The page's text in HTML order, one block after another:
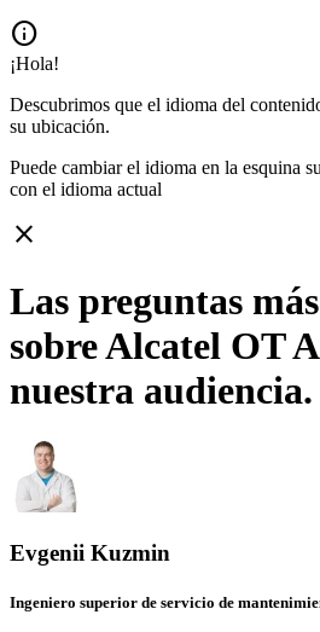
info
¡Hola!
Descubrimos que el idioma del
su ubicación.
Puede cambiar el idioma en la esquina
con el idioma actual
close
Las preguntas
sobre Alcatel OT
nuestra audiencia.
Evgenii Kuzmin
Ingeniero superior de servicio de